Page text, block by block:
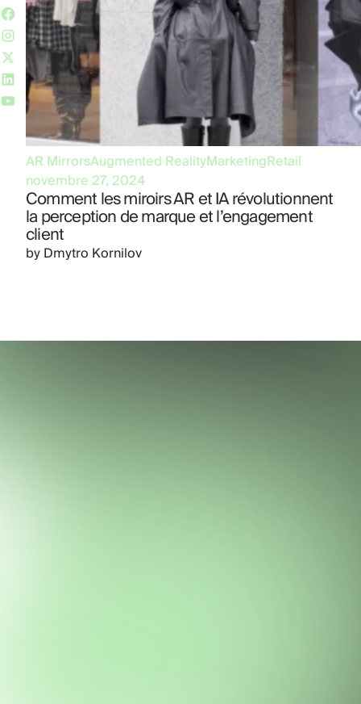
AR MirrorsAugmented RealityMarketingRetail
novembre 27, 2024
Comment les miroirs AR et IA révolutionnent
la perception de marque et l’engagement
client
byDmytro Kornilov